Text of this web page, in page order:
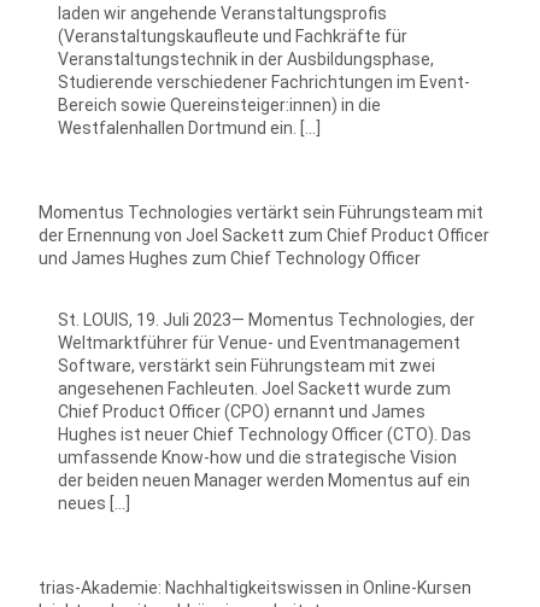
laden wir angehende Veranstaltungsprofis
(Veranstaltungskaufleute und Fachkräfte für
Veranstaltungstechnik in der Ausbildungsphase,
Studierende verschiedener Fachrichtungen im Event-
Bereich sowie Quereinsteiger:innen) in die
Westfalenhallen Dortmund ein. […]
Momentus Technologies vertärkt sein Führungsteam mit
der Ernennung von Joel Sackett zum Chief Product Officer
und James Hughes zum Chief Technology Officer
St. LOUIS, 19. Juli 2023— Momentus Technologies, der
Weltmarktführer für Venue- und Eventmanagement
Software, verstärkt sein Führungsteam mit zwei
angesehenen Fachleuten. Joel Sackett wurde zum
Chief Product Officer (CPO) ernannt und James
Hughes ist neuer Chief Technology Officer (CTO). Das
umfassende Know-how und die strategische Vision
der beiden neuen Manager werden Momentus auf ein
neues […]
trias-Akademie: Nachhaltigkeitswissen in Online-Kursen